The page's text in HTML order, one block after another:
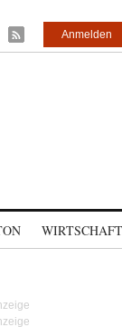
Anmelden
WIRTSCHAFT